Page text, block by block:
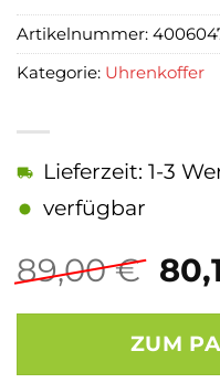
89,00€
Lieferzeit: 1-3
verfügbar
ZUM
Artikelnummer:
Kategorie: Uhrenkoffer